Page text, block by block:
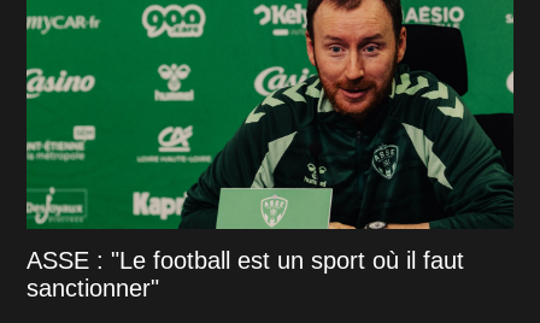
ASSE : "Le football est un sport où il faut
sanctionner"